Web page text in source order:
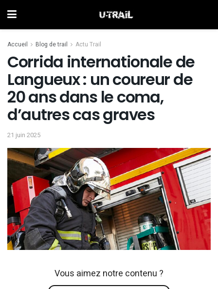
Accueil Blog de trail Actu Trail
Corrida internationale de
Langueux : un coureur de
20 ans dans le coma,
d’autres cas graves
21 juin 2025
Vous aimez notre contenu ?